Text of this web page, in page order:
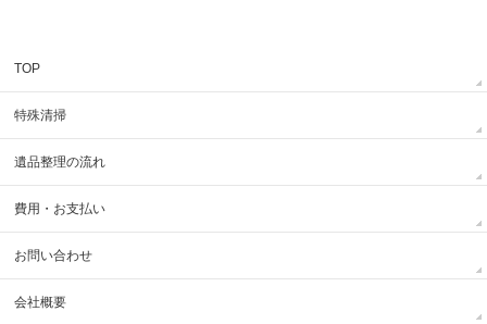
TOP
特殊清掃
遺品整理の流れ
費用・お支払い
お問い合わせ
会社概要